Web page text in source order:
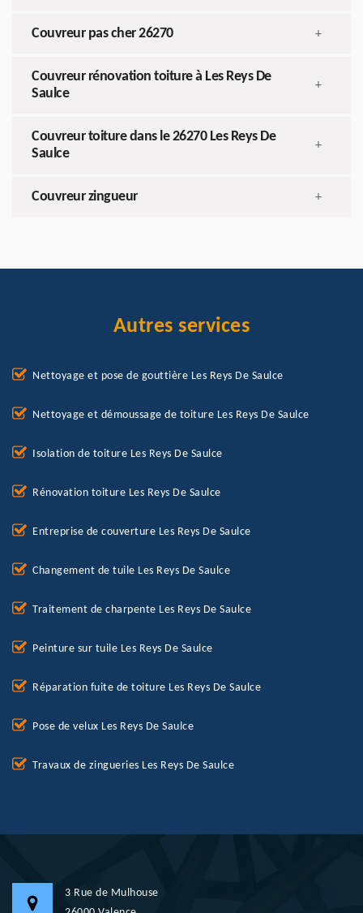
Couvreur pas cher 26270 +
Couvreur rénovation toiture à Les Reys De
Saulce
+
Couvreur toiture dans le 26270 Les Reys De
Saulce
+
Couvreur zingueur +
Autres services
Nettoyage et pose de gouttière Les Reys De Saulce
Nettoyage et démoussage de toiture Les Reys De Saulce
Isolation de toiture Les Reys De Saulce
Rénovation toiture Les Reys De Saulce
Entreprise de couverture Les Reys De Saulce
Changement de tuile Les Reys De Saulce
Traitement de charpente Les Reys De Saulce
Peinture sur tuile Les Reys De Saulce
Réparation fuite de toiture Les Reys De Saulce
Pose de velux Les Reys De Saulce
Travaux de zingueries Les Reys De Saulce
3 Rue de Mulhouse